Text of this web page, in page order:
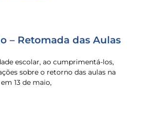
– Retomada das Aulas
escolar, ao cumprimentá-los,
sobre o retorno das aulas na
13 de maio,